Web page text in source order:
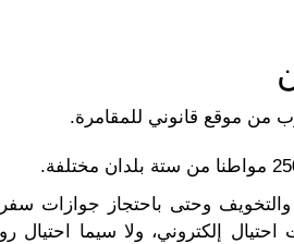
من موقع قانوني للمقامرة.
والتخويف وحتى باحتجاز جوازات
إلكتروني، ولا سيما احتيال